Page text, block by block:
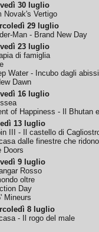
30 luglio
Novak's Vertigo
29 luglio
Man - Brand New Day
23 luglio
di famiglia
Water - Incubo dagli abissi
Dawn
16 luglio
of Happiness - Il Bhutan
13 luglio
III - Il castello di
dalle finestre che ridono
Doors
9 luglio
Rosso
oltre
Day
Mineurs
8 luglio
- Il rogo del male